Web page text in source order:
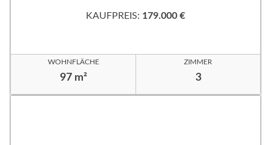
KAUFPREIS: 179.000 €
WOHNFLÄCHE
97 m²
ZIMMER
3